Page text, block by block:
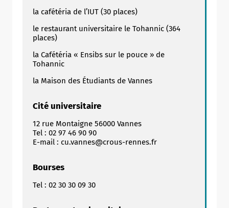
la cafétéria de l’IUT (30 places)
le restaurant universitaire le Tohannic (364
places)
la Cafétéria « Ensibs sur le pouce » de
Tohannic
la Maison des Étudiants de Vannes
Cité universitaire
12 rue Montaigne 56000 Vannes
Tel : 02 97 46 90 90
E-mail : cu.vannes@crous-rennes.fr
Bourses
Tel : 02 30 30 09 30